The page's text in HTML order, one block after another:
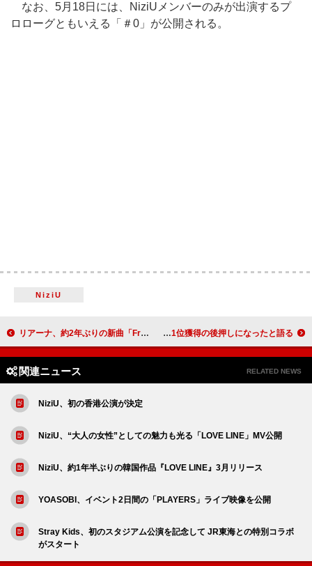
なお、5月18日には、NiziUメンバーのみが出演するプ
ロローグともいえる「＃0」が公開される。
NiziU
リアーナ、約2年ぶりの新曲「Friend of Mine」公開 映画『Smurfs』サントラ収録 ザ・ウィークエンド、トム・クルーズが初の全米1位獲得の後押しになったと語る
関連ニュース RELATED NEWS
NiziU、初の香港公演が決定
NiziU、“大人の女性”としての魅力も光る「LOVE LINE」MV公開
NiziU、約1年半ぶりの韓国作品『LOVE LINE』3月リリース
YOASOBI、イベント2日間の「PLAYERS」ライブ映像を公開
Stray Kids、初のスタジアム公演を記念して JR東海との特別コラボ
がスタート